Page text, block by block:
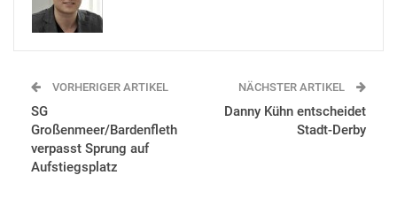
VORHERIGER ARTIKEL
SG
Großenmeer/Bardenfleth
verpasst Sprung auf
Aufstiegsplatz
NÄCHSTER ARTIKEL
Danny Kühn entscheidet
Stadt-Derby